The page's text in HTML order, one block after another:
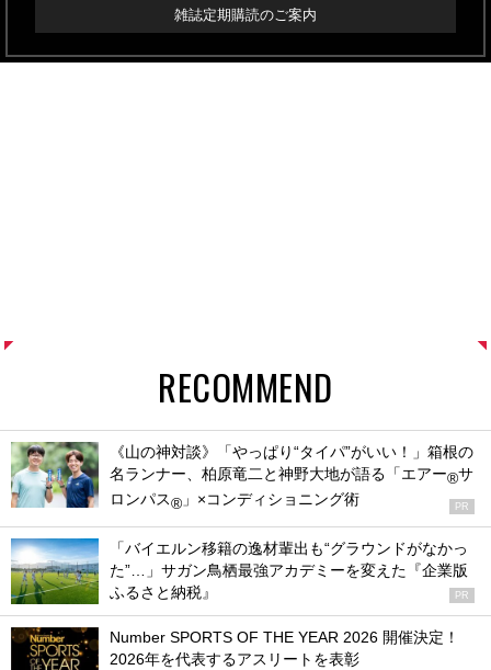
雑誌定期購読のご案内
RECOMMEND
《山の神対談》「やっぱり“タイパ”がいい！」箱根の
名ランナー、柏原竜二と神野大地が語る「エアー®サ
ロンパス® 」×コンディショニング術 PR
「バイエルン移籍の逸材輩出も“グラウンドがなかっ
た”…」サガン鳥栖最強アカデミーを変えた『企業版
ふるさと納税』
PR
Number SPORTS OF THE YEAR 2026 開催決定！
2026年を代表するアスリートを表彰